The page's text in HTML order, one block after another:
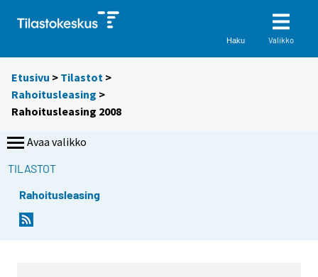
Haku Valikko
Etusivu > Tilastot >
Rahoitusleasing >
Rahoitusleasing 2008
Avaa valikko
TILASTOT
Rahoitusleasing